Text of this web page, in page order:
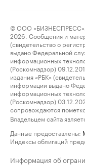
© ООО
2026. Сообщения и
(свидетельство о
выдано Федеральной
информационных
(Роскомнадзор)
издания «РБК»
информации выдано
информационных
(Роскомнадзор)
сопровождаются
Владельцем сайта
Данные предоставлены:
Индексы облигаций
Информация об